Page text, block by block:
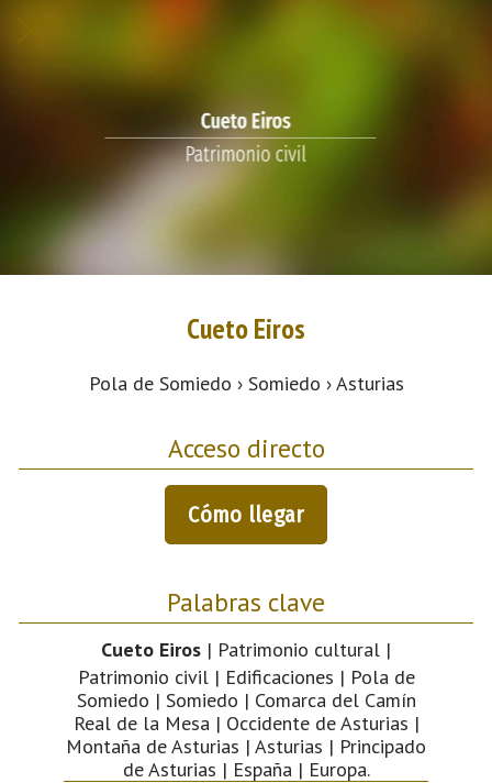
Cueto Eiros
Pola de Somiedo › Somiedo › Asturias
Acceso directo
Cómo llegar
Palabras clave
Cueto Eiros | Patrimonio cultural |
Patrimonio civil | Edificaciones | Pola de
Somiedo | Somiedo | Comarca del Camín
Real de la Mesa | Occidente de Asturias |
Montaña de Asturias | Asturias | Principado
de Asturias | España | Europa.